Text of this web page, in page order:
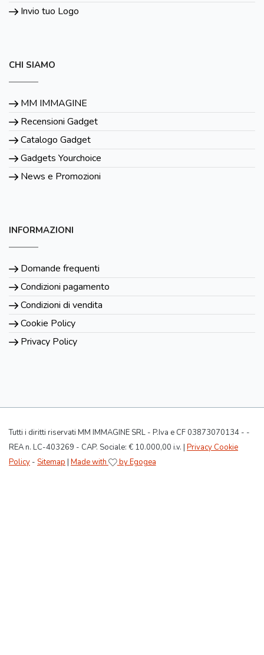
Invio tuo Logo
CHI SIAMO
MM IMMAGINE
Recensioni Gadget
Catalogo Gadget
Gadgets Yourchoice
News e Promozioni
INFORMAZIONI
Domande frequenti
Condizioni pagamento
Condizioni di vendita
Cookie Policy
Privacy Policy
Tutti i diritti riservati MM IMMAGINE SRL - P.Iva e CF 03873070134 - -
REA n. LC-403269 - CAP. Sociale: € 10.000,00 i.v. | Privacy Cookie
Policy - Sitemap | Made with by Egogea